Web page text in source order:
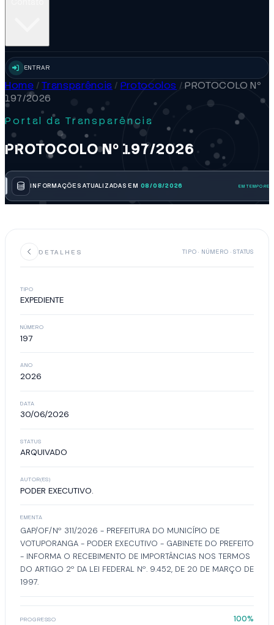
ENTRAR
Home / Transparência / Protocolos /PROTOCOLO Nº
197/2026
Portal da Transparência
PROTOCOLO Nº 197/2026
INFORMAÇÕES ATUALIZADAS EM 08/08/2026
DETALHES TIPO · NÚMERO · STATUS
TIPO
EXPEDIENTE
NÚMERO
197
ANO
2026
DATA
30/06/2026
STATUS
ARQUIVADO
AUTOR(ES)
PODER EXECUTIVO.
EMENTA
GAP/OF/Nº 311/2026 - PREFEITURA DO MUNICÍPIO DE
VOTUPORANGA - PODER EXECUTIVO - GABINETE DO PREFEITO
- INFORMA O RECEBIMENTO DE IMPORTÂNCIAS NOS TERMOS
DO ARTIGO 2º DA LEI FEDERAL Nº. 9.452, DE 20 DE MARÇO DE
1997.
PROGRESSO 100%